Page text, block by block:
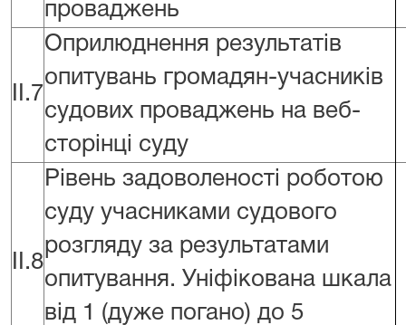
проваджень
II.7
Оприлюднення результатів
опитувань громадян-учасників
судових проваджень на веб-
сторінці суду
II.8
Рівень задоволеності роботою
суду учасниками судового
розгляду за результатами
опитування. Уніфікована шкала
від 1 (дуже погано) до 5